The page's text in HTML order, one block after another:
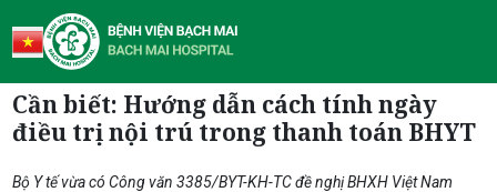
Cần biết: Hướng dẫn cách tính ngày
điều trị nội trú trong thanh toán BHYT
Bộ Y tế vừa có Công văn 3385/BYT-KH-TC đề nghị BHXH Việt Nam